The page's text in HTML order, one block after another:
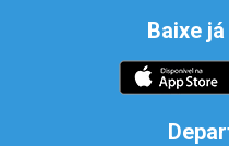
Baixe